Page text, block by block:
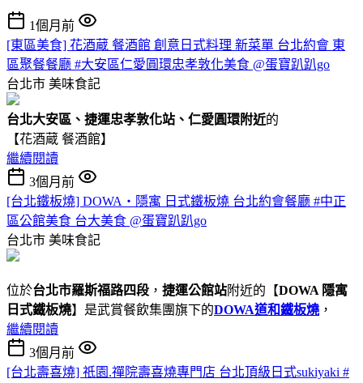
1個月前
[東區美食] 花酒蔵 餐酒館 創意日式料理 新菜單 台北約會 東
區聚餐餐廳 #大安區仁愛圓環忠孝敦化美食 @蛋寶趴趴go
台北市 美味食記
台北大安區、捷運忠孝敦化站、仁愛圓環附近的
【花酒蔵 餐酒館】
繼續閱讀
3個月前
[台北鐵板燒] DOWA・隱寓 日式鐵板燒 台北約會餐廳 #中正
區公館美食 台大美食 @蛋寶趴趴go
台北市 美味食記
位於台北市羅斯福路四段 ， 捷運公館站附近的【DOWA 隱寓
日式鐵板燒】是武賞餐飲集團旗下的DOWA道和鐵板燒 ，
繼續閱讀
3個月前
[台北壽喜燒] 祇園.禪院壽喜燒專門店 台北頂級日式sukiyaki #